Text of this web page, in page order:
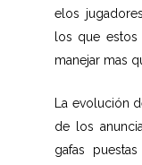
elos
los que
manejar mas
La evolución
de los
gafas